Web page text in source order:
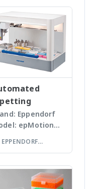
ne
products-
18
เป็น
รื่องบดแบบมือถือ ใช้
ที่มีขนาดและ
ามคมต่างๆ กันขึ้นกับ
และปริมาณของ
เหมาะสำหรับ
Soft plants
Emulsion samples
อาศัย
เสียงในการทำให้
ย่างละเอียด โดยใช้
ที่มีขนาดต่างๆ กัน
าะสำหรับ Bacteria,
enzyme
chemical
chemical
(APCI) ion
and a mass
of m/z 10 –
units, the
is a
compact
detector
with the
in mind.
Reaction
• For
and flow
• Fast
and
Eppendorf
epMotion
The
line of
liquid
systems is
EPPENDORF
(THAILAND) CO LTD